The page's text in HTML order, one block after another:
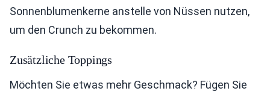
Sonnenblumenkerne anstelle von Nüssen nutzen,
um den Crunch zu bekommen.
Zusätzliche Toppings
Möchten Sie etwas mehr Geschmack? Fügen Sie